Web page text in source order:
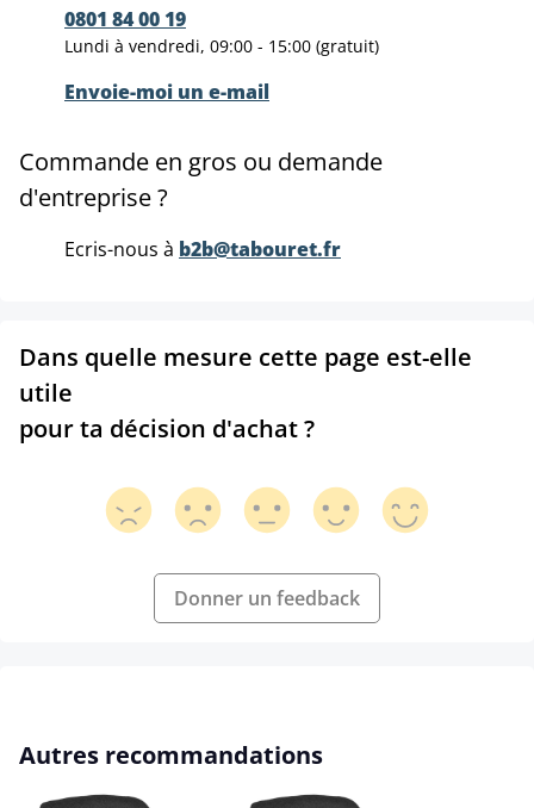
0801 84 00 19
Lundi à vendredi, 09:00 - 15:00 (gratuit)
Envoie-moi un e-mail
Commande en gros ou demande
d'entreprise ?
Ecris-nous à b2b@tabouret.fr
Dans quelle mesure cette page est-elle
utile
pour ta décision d'achat ?
Donner un feedback
Ignorer la galerie de produits
Autres recommandations